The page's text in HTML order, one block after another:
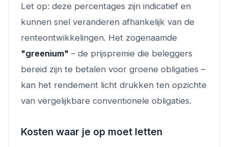
Let op: deze percentages zijn indicatief en
kunnen snel veranderen afhankelijk van de
renteontwikkelingen. Het zogenaamde
"greenium" – de prijspremie die beleggers
bereid zijn te betalen voor groene obligaties –
kan het rendement licht drukken ten opzichte
van vergelijkbare conventionele obligaties.
Kosten waar je op moet letten